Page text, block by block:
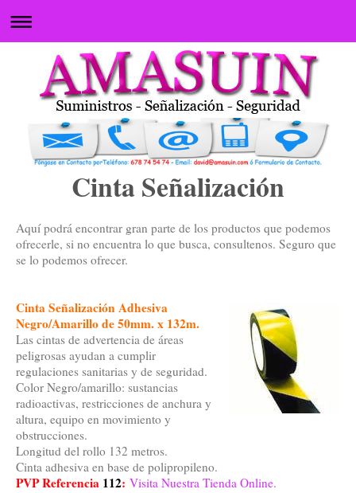
Cinta Señalización
Aquí podrá encontrar gran parte de los productos que podemos
ofrecerle, si no encuentra lo que busca, consultenos. Seguro que
se lo podemos ofrecer.
Cinta Señalización Adhesiva
Negro/Amarillo de 50mm. x 132m.
Las cintas de advertencia de áreas
peligrosas ayudan a cumplir
regulaciones sanitarias y de seguridad.
Color Negro/amarillo: sustancias
radioactivas, restricciones de anchura y
altura, equipo en movimiento y
obstrucciones.
Longitud del rollo 132 metros.
Cinta adhesiva en base de polipropileno.
PVP Referencia 112: Visita Nuestra Tienda Online.